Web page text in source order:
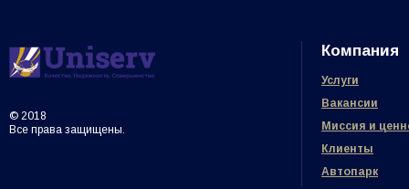
© 2018
Все права защищены.
Компания
Услуги
Вакансии
Миссия и
Клиенты
Автопарк